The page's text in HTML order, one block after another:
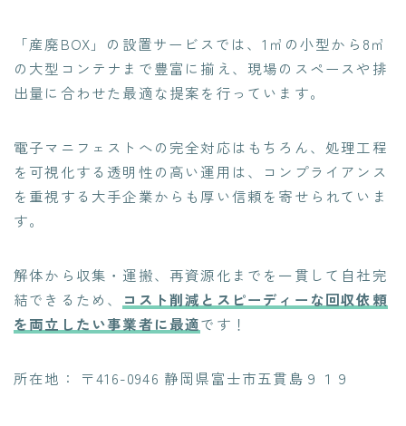
「産廃BOX」の設置サービスでは、1㎥の小型から8㎥
の大型コンテナまで豊富に揃え、現場のスペースや排
出量に合わせた最適な提案を行っています。
電子マニフェストへの完全対応はもちろん、処理工程
を可視化する透明性の高い運用は、コンプライアンス
を重視する大手企業からも厚い信頼を寄せられていま
す。
解体から収集・運搬、再資源化までを一貫して自社完
結できるため、
コスト削減とスピーディーな回収依頼
を両立したい事業者に最適です！
所在地： 〒416-0946 静岡県富士市五貫島９１９